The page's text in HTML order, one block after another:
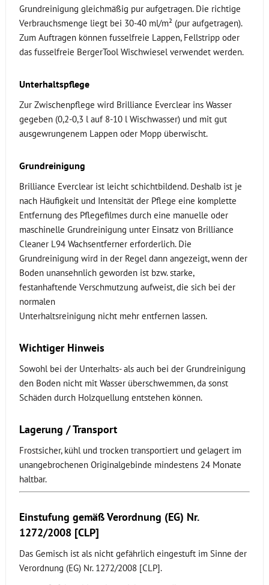
Grundreinigung gleichmäßig pur aufgetragen. Die richtige
Verbrauchsmenge liegt bei 30-40 ml/m² (pur aufgetragen).
Zum Auftragen können fusselfreie Lappen, Fellstripp oder
das fusselfreie BergerTool Wischwiesel verwendet werden.
Unterhaltspflege
Zur Zwischenpflege wird Brilliance Everclear ins Wasser
gegeben (0,2-0,3 l auf 8-10 l Wischwasser) und mit gut
ausgewrungenem Lappen oder Mopp überwischt.
Grundreinigung
Brilliance Everclear ist leicht schichtbildend. Deshalb ist je
nach Häufigkeit und Intensität der Pflege eine komplette
Entfernung des Pflegefilmes durch eine manuelle oder
maschinelle Grundreinigung unter Einsatz von Brilliance
Cleaner L94 Wachsentferner erforderlich. Die
Grundreinigung wird in der Regel dann angezeigt, wenn der
Boden unansehnlich geworden ist bzw. starke,
festanhaftende Verschmutzung aufweist, die sich bei der
normalen
Unterhaltsreinigung nicht mehr entfernen lassen.
Wichtiger Hinweis
Sowohl bei der Unterhalts- als auch bei der Grundreinigung
den Boden nicht mit Wasser überschwemmen, da sonst
Schäden durch Holzquellung entstehen können.
Lagerung / Transport
Frostsicher, kühl und trocken transportiert und gelagert im
unangebrochenen Originalgebinde mindestens 24 Monate
haltbar.
Einstufung gemäß Verordnung (EG) Nr.
1272/2008 [CLP]
Das Gemisch ist als nicht gefährlich eingestuft im Sinne der
Verordnung (EG) Nr. 1272/2008 [CLP].